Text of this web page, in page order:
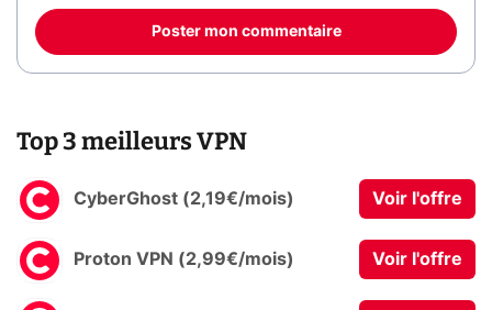
Poster mon commentaire
Top 3 meilleurs VPN
CyberGhost (2,19€/mois) Voir l'offre
Proton VPN (2,99€/mois) Voir l'offre